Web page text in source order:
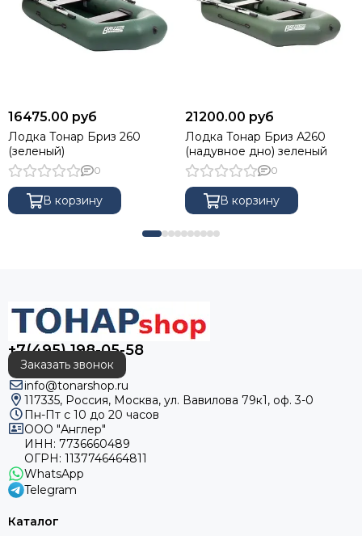
16475.00 руб
Лодка Тонар Бриз 260
(зеленый)
0
В корзину
21200.00 руб
Лодка Тонар Бриз А260
(надувное дно) зеленый
0
В корзину
+7(495) 198-05-58
Заказать звонок
info@tonarshop.ru
117335, Россия, Москва, ул. Вавилова 79к1, оф. 3-0
Пн-Пт с 10 до 20 часов
ООО "Англер"
ИНН: 7736660489
ОГРН: 1137746464811
WhatsApp
Telegram
Каталог